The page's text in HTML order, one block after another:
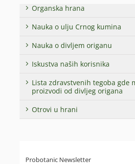
Organska hrana
Nauka o ulju Crnog kumina
Nauka o divljem origanu
Iskustva naših korisnika
Lista zdravstvenih tegoba gde
proizvodi od divljeg origana
Otrovi u hrani
Probotanic Newsletter